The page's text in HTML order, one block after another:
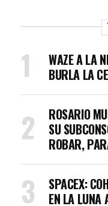
WAZE A LA
BURLA LA
ROSARIO
SU
ROBAR,
SPACEX:
EN LA